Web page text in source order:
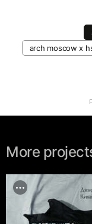
arch moscow x
More